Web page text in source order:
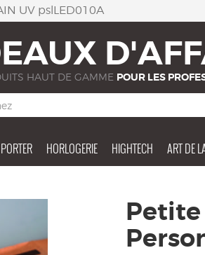
UV pslLED010A
HAUT DE GAMME POUR LES
HORLOGERIE HIGHTECH ART DE
Petite